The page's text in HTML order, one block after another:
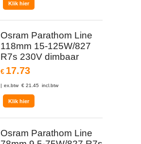
Klik hier
Osram Parathom Line
118mm 15-125W/827
R7s 230V dimbaar
€ 17.73
ex.btw € 21.45 incl.btw
Klik hier
Osram Parathom Line